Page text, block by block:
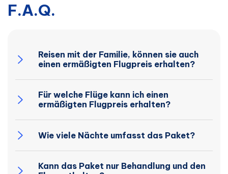
F.A.Q.
Reisen mit der Familie, können sie auch
einen ermäßigten Flugpreis erhalten?
Für welche Flüge kann ich einen
ermäßigten Flugpreis erhalten?
Wie viele Nächte umfasst das Paket?
Kann das Paket nur Behandlung und den